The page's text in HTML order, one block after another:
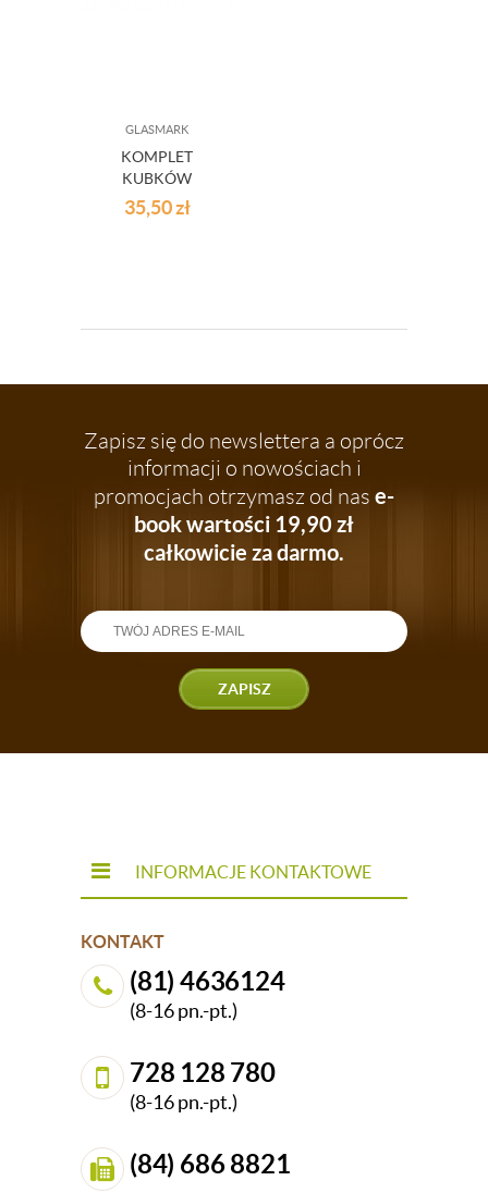
GLASMARK
KOMPLET
KUBKÓW
SZYMEK
KOLOROWE DNO
35,50zł
Zapisz się do newslettera a oprócz
informacji o nowościach i
promocjach otrzymasz od nas e-
book wartości 19,90 zł
całkowicie za darmo.
ZAPISZ
INFORMACJE KONTAKTOWE
KONTAKT
(81) 4636124
(8-16 pn.-pt.)
728 128 780
(8-16 pn.-pt.)
(84) 686 8821